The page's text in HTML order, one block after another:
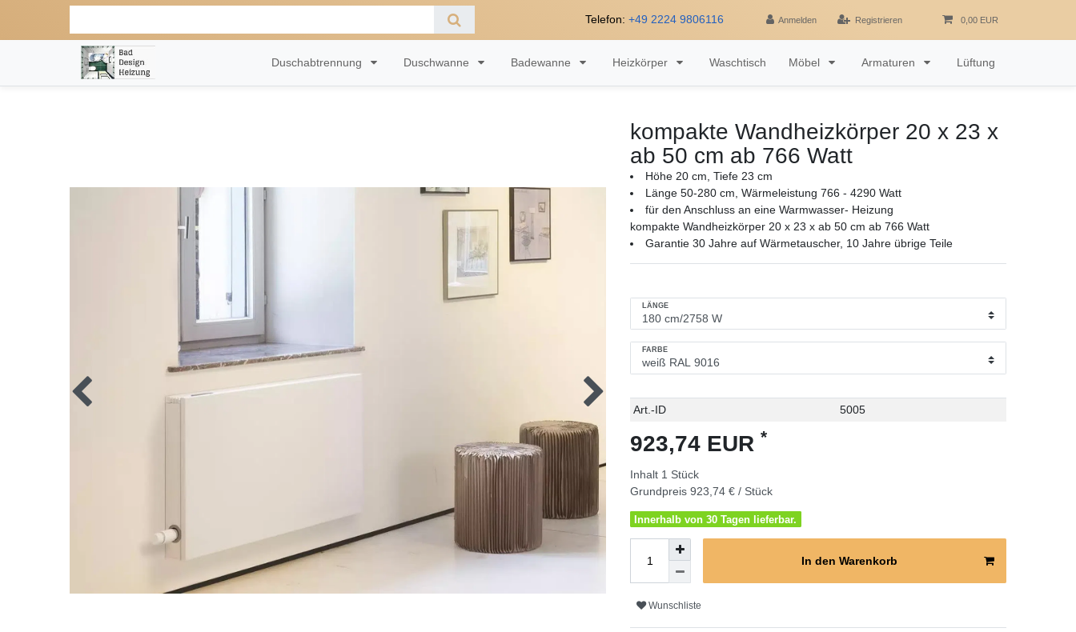
Telefon: +49 2224 9806116 Anmelden Registrieren 0,00 EUR
Duschabtrennung Duschwanne Badewanne Heizkörper Waschtisch Möbel Armaturen Lüftung
kompakte Wandheizkörper 20 x 23 x
ab 50 cm ab 766 Watt
Höhe 20 cm, Tiefe 23 cm
Länge 50-280 cm, Wärmeleistung 766 - 4290 Watt
für den Anschluss an eine Warmwasser- Heizung
kompakte Wandheizkörper 20 x 23 x ab 50 cm ab 766 Watt
Garantie 30 Jahre auf Wärmetauscher, 10 Jahre übrige Teile
LÄNGE
FARBE
Technisches
Wert
Art.-ID 5005
923,74 EUR *
Inhalt 1 Stück
Grundpreis 923,74 € / Stück
Innerhalb von 30 Tagen lieferbar.
In den Warenkorb
Wunschliste